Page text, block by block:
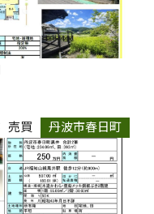
売買 丹波市春日町